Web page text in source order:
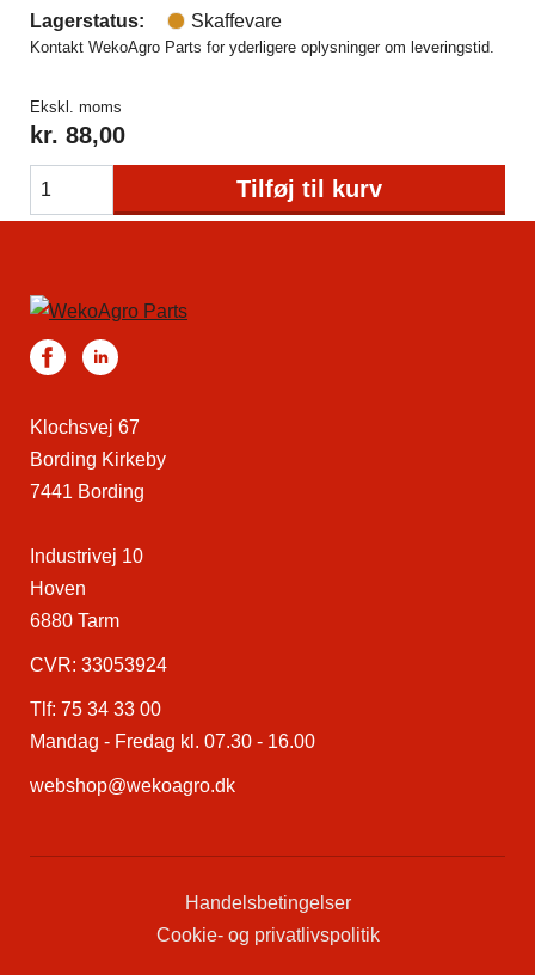
Lagerstatus:
Skaffevare
Kontakt WekoAgro Parts for yderligere oplysninger om leveringstid.
Ekskl. moms
kr. 88,00
Tilføj til kurv
Klochsvej 67
Bording Kirkeby
7441 Bording
Industrivej 10
Hoven
6880 Tarm
CVR: 33053924
Tlf: 75 34 33 00
Mandag - Fredag kl. 07.30 - 16.00
webshop@wekoagro.dk
Handelsbetingelser
Cookie- og privatlivspolitik